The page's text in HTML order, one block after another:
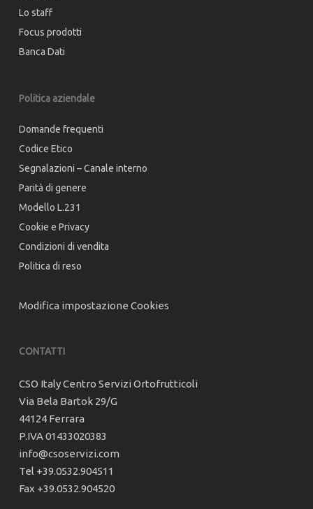
Lo staff
Focus prodotti
Banca Dati
Politica aziendale
Domande frequenti
Codice Etico
Segnalazioni – Canale interno
Parità di genere
Modello L.231
Cookie e Privacy
Condizioni di vendita
Politica di reso
Modifica impostazione Cookies
CONTATTI
CSO Italy Centro Servizi Ortofrutticoli
Via Bela Bartok 29/G
44124 Ferrara
P.IVA 01433020383
info@csoservizi.com
Tel +39.0532.904511
Fax +39.0532.904520